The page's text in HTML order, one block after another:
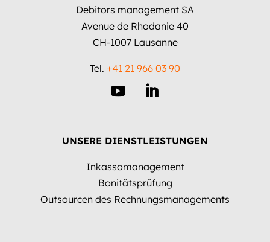
Debitors management SA
Avenue de Rhodanie 40
CH-1007 Lausanne
Tel. +41 21 966 03 90
UNSERE DIENSTLEISTUNGEN
Inkassomanagement
Bonitätsprüfung
Outsourcen des Rechnungsmanagements